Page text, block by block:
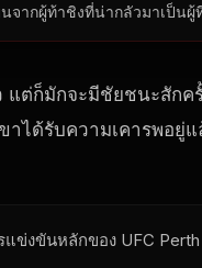
นจากผู้ท้าชิงที่น่ากลัวมาเป็น
แต่ก็มักจะมีชัยชนะสัก
ได้รับความเคารพอ
แข่งขันหลักของ UFC Perth